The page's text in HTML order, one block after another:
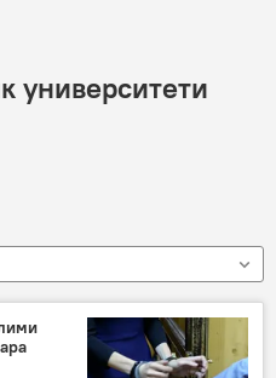
университети